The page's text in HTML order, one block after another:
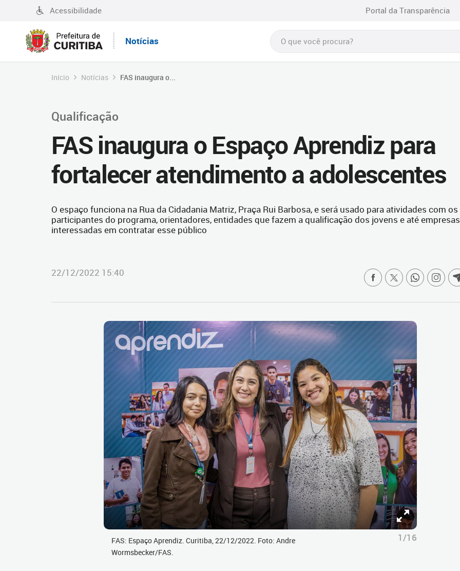
Acessibilidade Portal da Transparência
Notícias
Início Notícias FAS inaugura o...
Qualificação
FAS inaugura o Espaço Aprendiz para
fortalecer atendimento a adolescentes
O espaço funciona na Rua da Cidadania Matriz, Praça Rui Barbosa, e será usado para atividades com os
participantes do programa, orientadores, entidades que fazem a qualificação dos jovens e até empresas
interessadas em contratar esse público
22/12/2022 15:40
FAS: Espaço Aprendiz. Curitiba, 22/12/2022. Foto: Andre
Wormsbecker/FAS.
1/16